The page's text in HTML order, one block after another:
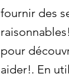
fournir des
pour
aider!. En